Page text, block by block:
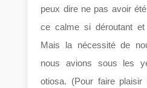
peux dire ne pas avoir
ce calme si déroutant
Mais la nécessité de
nous avions sous les
otiosa. (Pour faire